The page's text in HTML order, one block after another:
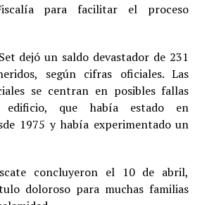
para facilitar el proceso
dejó un saldo devastador de 231
según cifras oficiales. Las
se centran en posibles fallas
edificio, que había estado en
1975 y había experimentado un
concluyeron el 10 de abril,
doloroso para muchas familias